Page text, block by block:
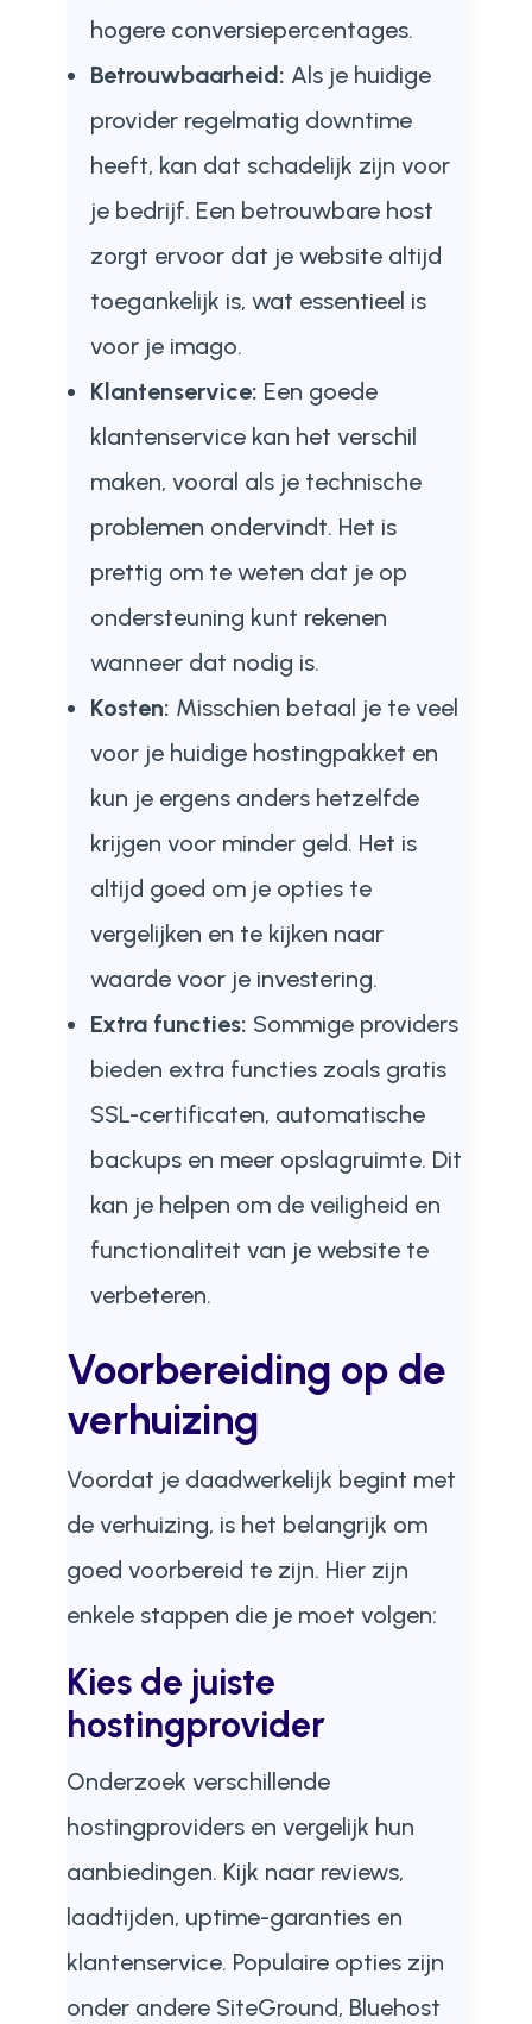
hogere conversiepercentages.
Betrouwbaarheid: Als je huidige
provider regelmatig downtime
heeft, kan dat schadelijk zijn voor
je bedrijf. Een betrouwbare host
zorgt ervoor dat je website altijd
toegankelijk is, wat essentieel is
voor je imago.
Klantenservice: Een goede
klantenservice kan het verschil
maken, vooral als je technische
problemen ondervindt. Het is
prettig om te weten dat je op
ondersteuning kunt rekenen
wanneer dat nodig is.
Kosten: Misschien betaal je te veel
voor je huidige hostingpakket en
kun je ergens anders hetzelfde
krijgen voor minder geld. Het is
altijd goed om je opties te
vergelijken en te kijken naar
waarde voor je investering.
Extra functies: Sommige providers
bieden extra functies zoals gratis
SSL-certificaten, automatische
backups en meer opslagruimte. Dit
kan je helpen om de veiligheid en
functionaliteit van je website te
verbeteren.
Voorbereiding op de
verhuizing
Voordat je daadwerkelijk begint met
de verhuizing, is het belangrijk om
goed voorbereid te zijn. Hier zijn
enkele stappen die je moet volgen:
Kies de juiste
hostingprovider
Onderzoek verschillende
hostingproviders en vergelijk hun
aanbiedingen. Kijk naar reviews,
laadtijden, uptime-garanties en
klantenservice. Populaire opties zijn
onder andere SiteGround, Bluehost